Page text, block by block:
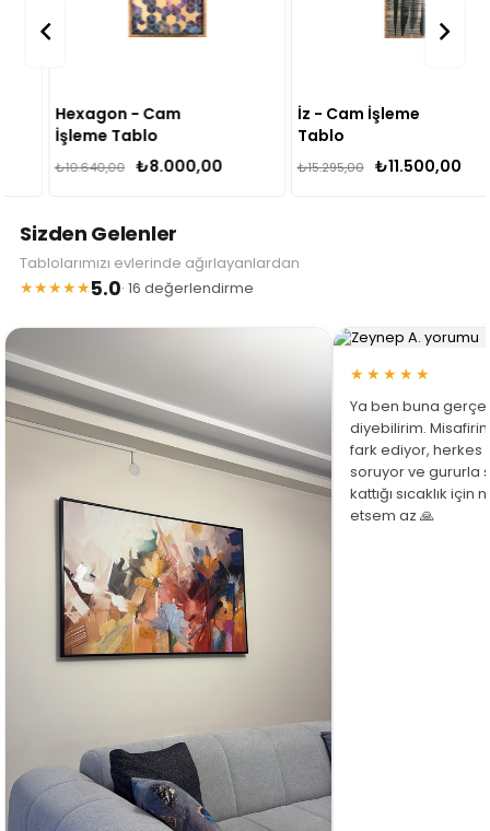
Hexagon - Cam
İşleme Tablo
₺8.000,00
₺10.640,00
İz - Cam İşleme
Tablo
₺11.500,00
₺15.295,00
Sizden Gelenler
Tablolarımızı evlerinde ağırlayanlardan
★★★★★5.0· 16 değerlendirme
★★★★★
Ya ben buna
diyebilirim.
fark ediyor, herkes
soruyor ve gururla
kattığı sıcaklık
etsem az 🙏